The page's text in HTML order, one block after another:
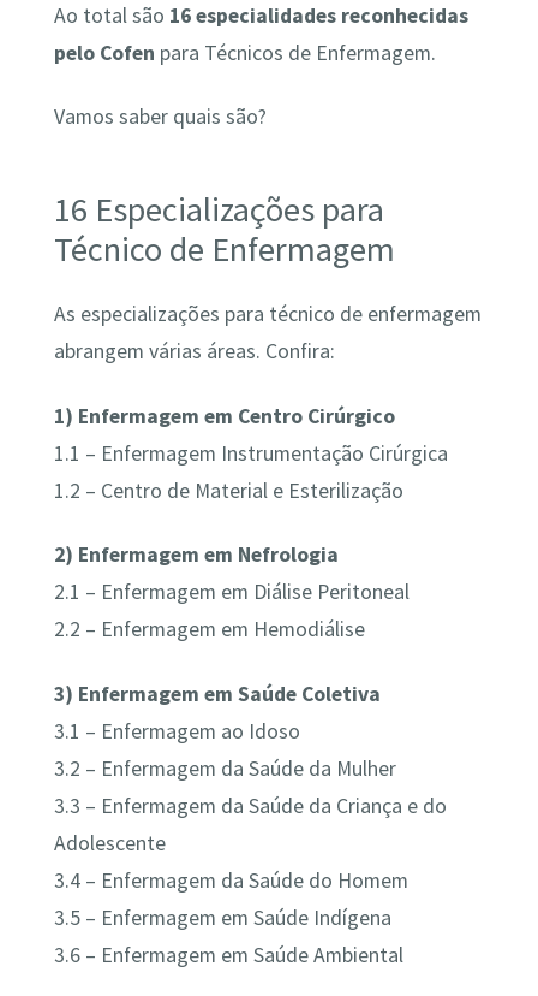
Ao total são 16 especialidades reconhecidas
pelo Cofen para Técnicos de Enfermagem.
Vamos saber quais são?
16 Especializações para
Técnico de Enfermagem
As especializações para técnico de enfermagem
abrangem várias áreas. Confira:
1) Enfermagem em Centro Cirúrgico
1.1 – Enfermagem Instrumentação Cirúrgica
1.2 – Centro de Material e Esterilização
2) Enfermagem em Nefrologia
2.1 – Enfermagem em Diálise Peritoneal
2.2 – Enfermagem em Hemodiálise
3) Enfermagem em Saúde Coletiva
3.1 – Enfermagem ao Idoso
3.2 – Enfermagem da Saúde da Mulher
3.3 – Enfermagem da Saúde da Criança e do
Adolescente
3.4 – Enfermagem da Saúde do Homem
3.5 – Enfermagem em Saúde Indígena
3.6 – Enfermagem em Saúde Ambiental